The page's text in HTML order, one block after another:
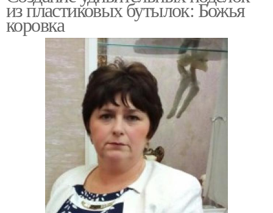
из пластиковых бутылок: Божья
коровка